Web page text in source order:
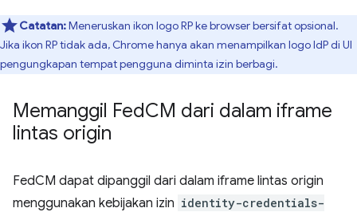
Catatan:Meneruskan ikon logo RP ke browser bersifat opsional.
Jika ikon RP tidak ada, Chrome hanya akan menampilkan logo IdP di UI
pengungkapan tempat pengguna diminta izin berbagi.
Memanggil FedCM dari dalam iframe
lintas origin
FedCM dapat dipanggil dari dalam iframe lintas origin
menggunakan kebijakan izin identity-credentials-